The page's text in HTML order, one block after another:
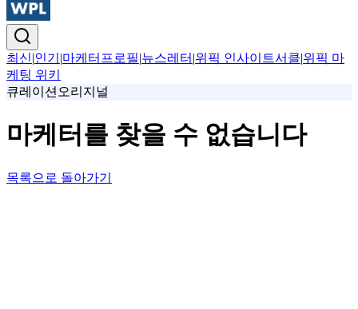
최신|인기 |마케터프로필|뉴스레터 |위픽 인사이트서클|위픽 마
케팅 위키
큐레이션 오리지널
마케터를 찾을 수 없습니다
목록으로 돌아가기